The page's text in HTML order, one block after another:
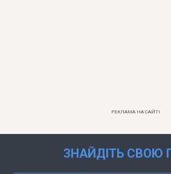
РЕКЛАМА НА САЙТІ
ЗНАЙДІТЬ СВОЮ